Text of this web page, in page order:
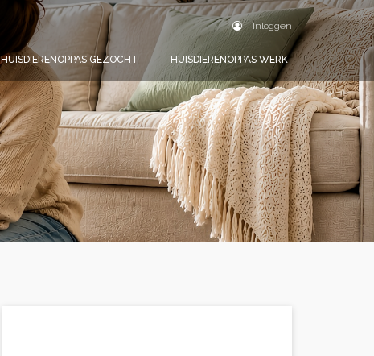
Inloggen
HUISDIERENOPPAS GEZOCHT HUISDIERENOPPAS WERK